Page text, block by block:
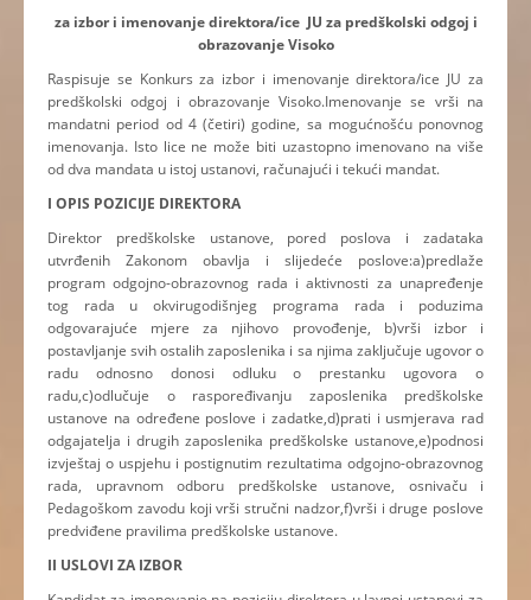
za izbor i imenovanje direktora/ice JU za predškolski odgoj i
obrazovanje Visoko
Raspisuje se Konkurs za izbor i imenovanje direktora/ice JU za
predškolski odgoj i obrazovanje Visoko.Imenovanje se vrši na
mandatni period od 4 (četiri) godine, sa mogućnošću ponovnog
imenovanja. Isto lice ne može biti uzastopno imenovano na više
od dva mandata u istoj ustanovi, računajući i tekući mandat.
I OPIS POZICIJE DIREKTORA
Direktor predškolske ustanove, pored poslova i zadataka
utvrđenih Zakonom obavlja i slijedeće poslove:a)predlaže
program odgojno-obrazovnog rada i aktivnosti za unapređenje
tog rada u okvirugodišnjeg programa rada i poduzima
odgovarajuće mjere za njihovo provođenje, b)vrši izbor i
postavljanje svih ostalih zaposlenika i sa njima zaključuje ugovor o
radu odnosno donosi odluku o prestanku ugovora o
radu,c)odlučuje o raspoređivanju zaposlenika predškolske
ustanove na određene poslove i zadatke,d)prati i usmjerava rad
odgajatelja i drugih zaposlenika predškolske ustanove,e)podnosi
izvještaj o uspjehu i postignutim rezultatima odgojno-obrazovnog
rada, upravnom odboru predškolske ustanove, osnivaču i
Pedagoškom zavodu koji vrši stručni nadzor,f)vrši i druge poslove
predviđene pravilima predškolske ustanove.
II USLOVI ZA IZBOR